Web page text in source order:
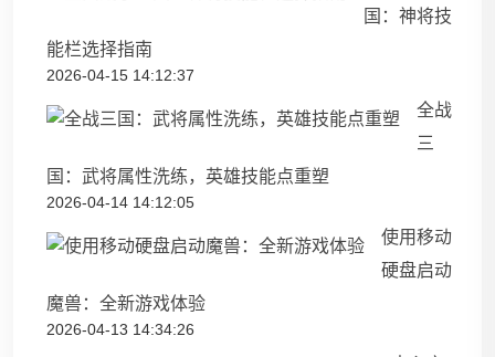
国：神将技
能栏选择指南
2026-04-15 14:12:37
全战
三
国：武将属性洗练，英雄技能点重塑
2026-04-14 14:12:05
使用移动
硬盘启动
魔兽：全新游戏体验
2026-04-13 14:34:26